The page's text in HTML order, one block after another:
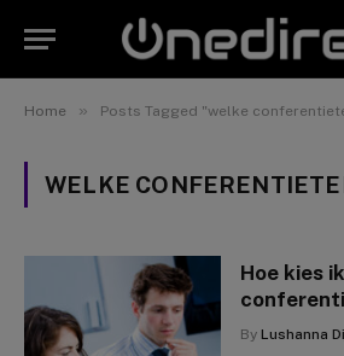
Home » Posts Tagged "welke
WELKE
Hoe kies ik
By Lushanna